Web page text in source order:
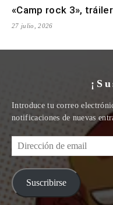
«Camp rock 3», tráiler
27 julio, 2026
Introduce tu correo
notificaciones de nuevas
Dirección
de
email
Suscribirse